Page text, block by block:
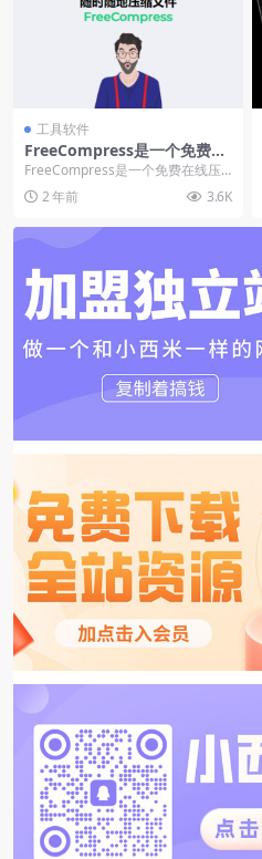
工具软件
FreeCompress是一个免费在
线压缩网站，随时随地压缩文
件，支持图像视频音频文档代
码【在线工具】
FreeCompress是一个免费在线压
缩网站，帮助用户随时随地压缩文
件，目前F...
2 年前 3.6K